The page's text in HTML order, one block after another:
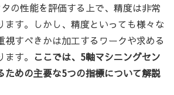
の性能を評価する上で、精度は非常
ます。しかし、精度といっても様々な
視すべきかは加工するワークや求める
す。 ここでは、5軸マシニングセン
ための主要な5つの指標について解説